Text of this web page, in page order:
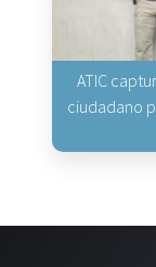
ATIC
ciudadano